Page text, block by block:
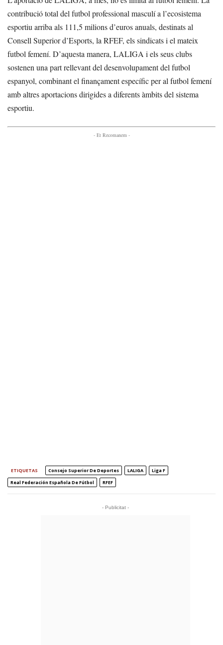
contribució total del futbol professional masculí a l’ecosistema
esportiu arriba als 111,5 milions d’euros anuals, destinats al
Consell Superior d’Esports, la RFEF, els sindicats i el mateix
futbol femení. D’aquesta manera, LALIGA i els seus clubs
sostenen una part rellevant del desenvolupament del futbol
espanyol, combinant el finançament específic per al futbol femení
amb altres aportacions dirigides a diferents àmbits del sistema
esportiu.
- Et Recomanem -
ETIQUETAS Consejo Superior De Deportes LALIGA
Liga F
Real Federación Española De Fútbol
RFEF
- Publicitat -